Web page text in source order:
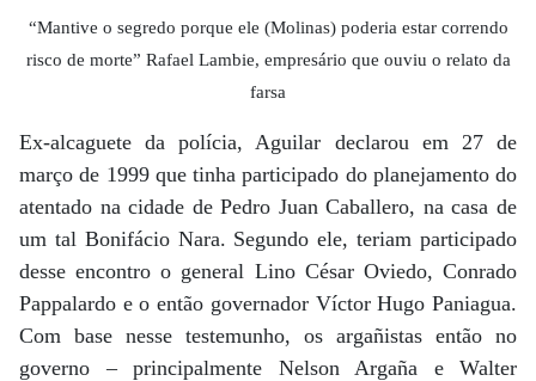
“Mantive o segredo porque ele (Molinas) poderia estar correndo
risco de morte” Rafael Lambie, empresário que ouviu o relato da
farsa
Ex-alcaguete da polícia, Aguilar declarou em 27 de
março de 1999 que tinha participado do planejamento do
atentado na cidade de Pedro Juan Caballero, na casa de
um tal Bonifácio Nara. Segundo ele, teriam participado
desse encontro o general Lino César Oviedo, Conrado
Pappalardo e o então governador Víctor Hugo Paniagua.
Com base nesse testemunho, os argañistas então no
governo – principalmente Nelson Argaña e Walter